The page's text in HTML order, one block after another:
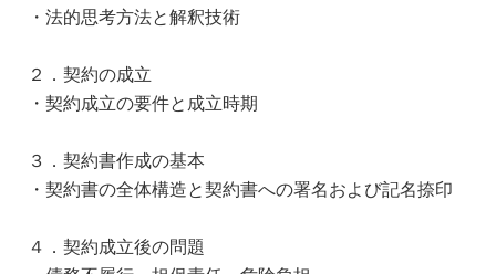
・法的思考方法と解釈技術
２．契約の成立
・契約成立の要件と成立時期
３．契約書作成の基本
・契約書の全体構造と契約書への署名および記名捺印
４．契約成立後の問題